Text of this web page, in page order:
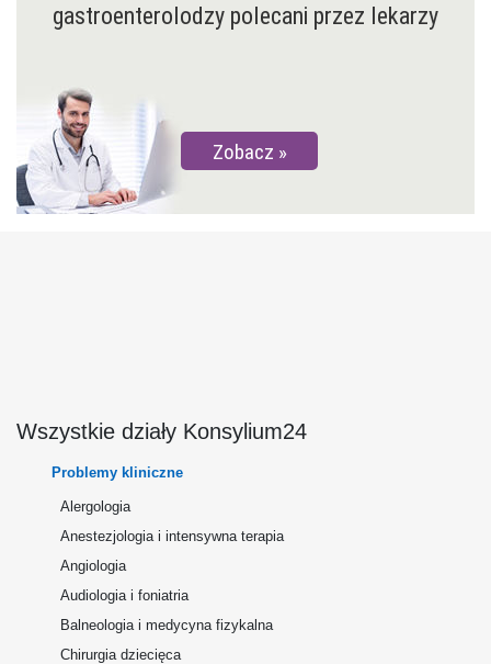
gastroenterolodzy polecani przez lekarzy
Zobacz
Wszystkie działy Konsylium24
Problemy kliniczne
Alergologia
Anestezjologia i intensywna terapia
Angiologia
Audiologia i foniatria
Balneologia i medycyna fizykalna
Chirurgia dziecięca